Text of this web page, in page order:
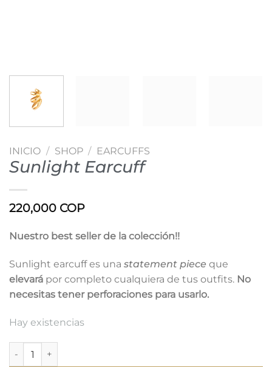
INICIO / SHOP / EARCUFFS
Sunlight Earcuff
220,000 COP
Nuestro best seller de la colección!!
Sunlight earcuff es una statement piece que
elevará por completo cualquiera de tus outfits. No
necesitas tener perforaciones para usarlo.
Hay existencias
Sunlight Earcuff cantidad